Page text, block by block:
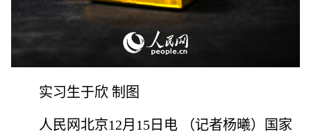
实习生于欣 制图
人民网北京12月15日电 （记者杨曦）国家